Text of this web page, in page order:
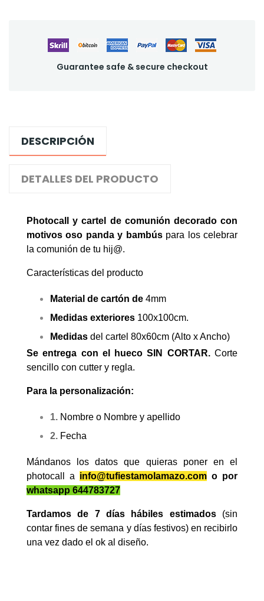
Guarantee safe & secure checkout
DESCRIPCIÓN
DETALLES DEL PRODUCTO
Photocall y cartel de comunión decorado con
motivos oso panda y bambúspara los celebrar
la comunión de tu hij@.
Características del producto
Material de cartón de 4mm
Medidas exteriores 100x100cm.
Medidas del cartel 80x60cm (Alto x Ancho)
Se entrega con el hueco SIN CORTAR. Corte
sencillo con cutter y regla.
Para la personalización:
1. Nombre o Nombre y apellido
2. Fecha
Mándanos los datos que quieras poner en el
photocall a info@tufiestamolamazo.com o por
whatsapp 644783727
Tardamos de 7 días hábiles estimados(sin
contar fines de semana y días festivos) en recibirlo
una vez dado el ok al diseño.